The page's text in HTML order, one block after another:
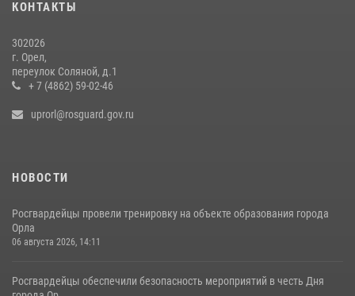
КОНТАКТЫ
302026
г. Орел,
переулок Соляной, д.1
+ 7 (4862) 59-02-46
uprorl@rosguard.gov.ru
НОВОСТИ
Росгвардейцы провели тренировку на объекте образования города
Орла
06 августа 2026, 14:11
Росгвардейцы обеспечили безопасность мероприятий в честь Дня